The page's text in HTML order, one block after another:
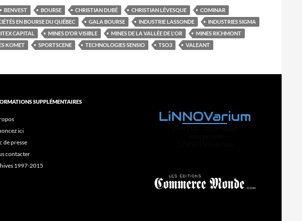
BENVEST BOURSE CHRISTIAN DUBÉ CHRISTIAN LÉVESQUE
COMINAR
EN BOURSE DU QUÉBEC GALA BOURSE INDUSTRIE LASSONDE
INDUSTRIES SIGMA
CAPITAL MINES D’OR VISIBLE MINES DE LA VALLÉE DE L'OR
MINES RICHMONT
KOMET SPORTSCENE TECHNOLOGIES SENSIO TSO3 VALEANT
SUPPLÉMENTAIRES
ici
de presse
contacter
1997-2015